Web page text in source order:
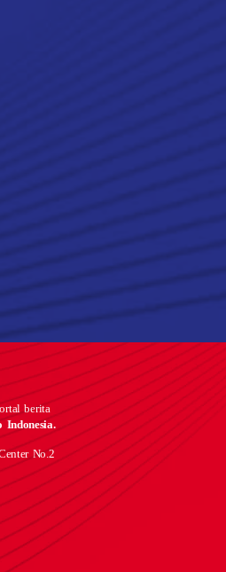
berita
Indonesia.
No.2